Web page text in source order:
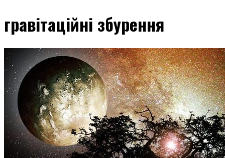
гравітаційні збурення